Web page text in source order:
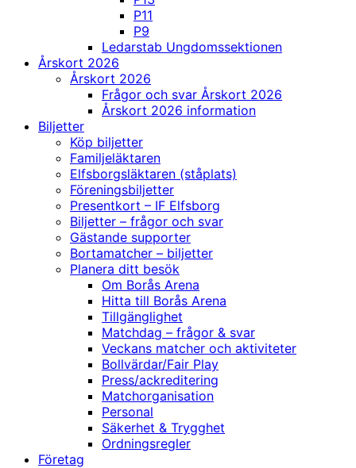
P11
P9
Ledarstab Ungdomssektionen
Årskort 2026
Årskort 2026
Frågor och svar Årskort 2026
Årskort 2026 information
Biljetter
Köp biljetter
Familjeläktaren
Elfsborgsläktaren (ståplats)
Föreningsbiljetter
Presentkort – IF Elfsborg
Biljetter – frågor och svar
Gästande supporter
Bortamatcher – biljetter
Planera ditt besök
Om Borås Arena
Hitta till Borås Arena
Tillgänglighet
Matchdag – frågor & svar
Veckans matcher och aktiviteter
Bollvärdar/Fair Play
Press/ackreditering
Matchorganisation
Personal
Säkerhet & Trygghet
Ordningsregler
Företag